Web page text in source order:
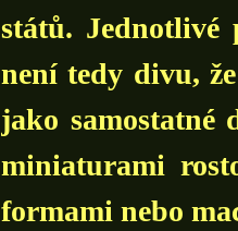
států. Jednotlivé
není tedy divu,
jako samostatné
miniaturami
formami nebo